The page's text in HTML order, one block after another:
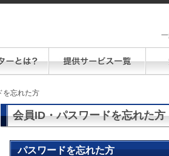
を忘れた方
会員ID・パスワードを忘れた方
パスワードを忘れた方